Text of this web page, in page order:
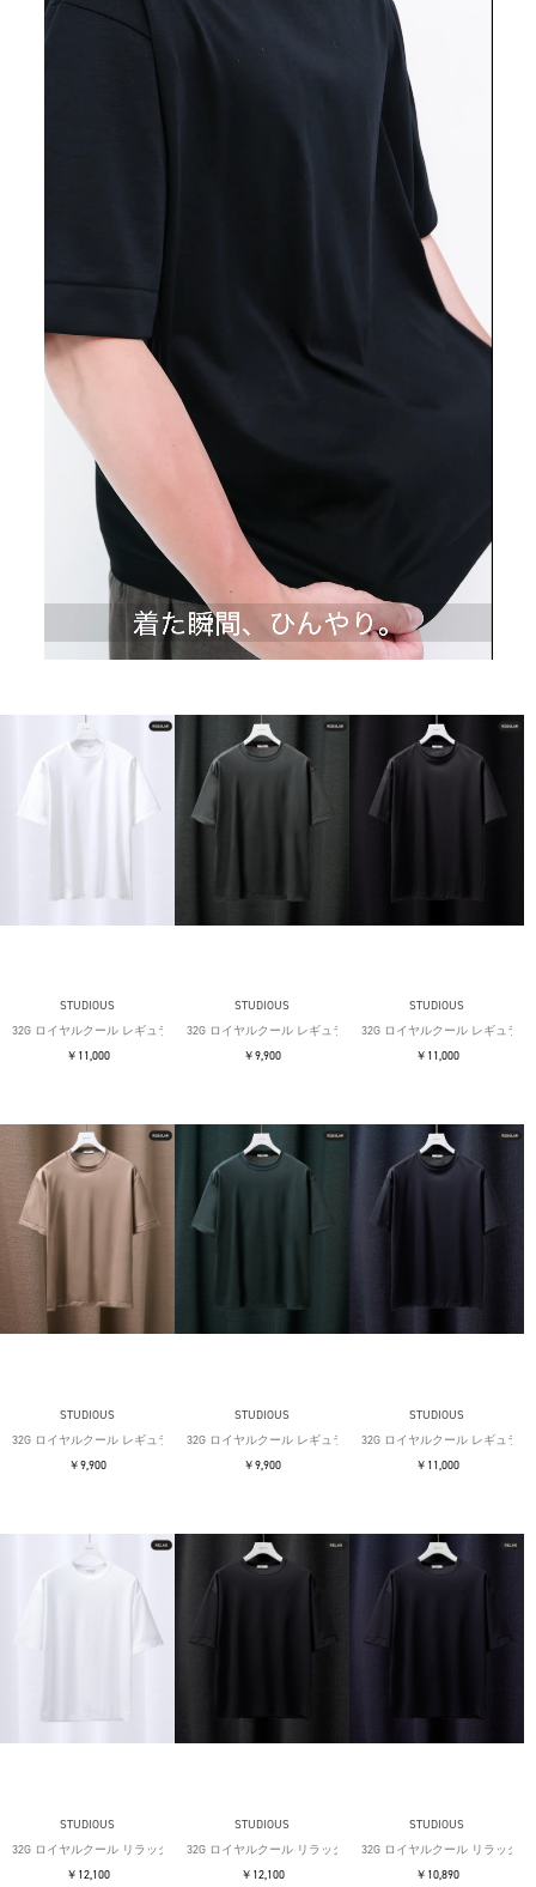
STUDIOUS
32G ロイヤルクール レギュラーTシャツ
￥11,000
STUDIOUS
32G ロイヤルクール レギュラーTシャツ
￥9,900
STUDIOUS
32G ロイヤルクール レギュラー
￥11,000
STUDIOUS
32G ロイヤルクール レギュラーTシャツ
￥9,900
STUDIOUS
32G ロイヤルクール レギュラーTシャツ
￥9,900
STUDIOUS
32G ロイヤルクール レギュラー
￥11,000
STUDIOUS
32G ロイヤルクール リラックスTシャツ
￥12,100
STUDIOUS
32G ロイヤルクール リラックスTシャツ
￥12,100
STUDIOUS
32G ロイヤルクール リラックス
￥10,890